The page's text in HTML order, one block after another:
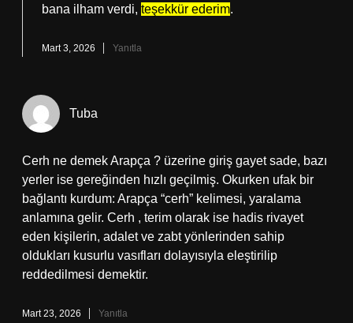
bana ilham verdi, teşekkür ederim.
Mart 3, 2026 Yanıtla
Tuba
Cerh ne demek Arapça ? üzerine giriş gayet sade, bazı
yerler ise gereğinden hızlı geçilmiş. Okurken ufak bir
bağlantı kurdum: Arapça “cerh” kelimesi, yaralama
anlamına gelir. Cerh , terim olarak ise hadis rivayet
eden kişilerin, adalet ve zabt yönlerinden sahip
oldukları kusurlu vasıfları dolayısıyla eleştirilip
reddedilmesi demektir.
Mart 23, 2026 Yanıtla